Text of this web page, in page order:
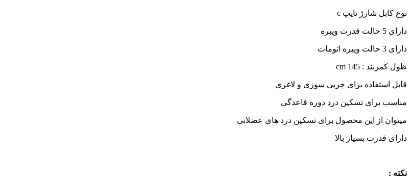
نوع کابل شارژ تایپ c
دارای 5 حالت قدرت ویبره
دارای 3 حالت ویبره اتومات
ظول کمربند : 145 cm
قابل استفاده برای چربی سوزی و لاغری
مناسب برای تسکین درد دوره قاعدگی
میتوان از این محصول برای تسکین درد های عضلانی
دارای قدرت بسیار بالا
نکته :